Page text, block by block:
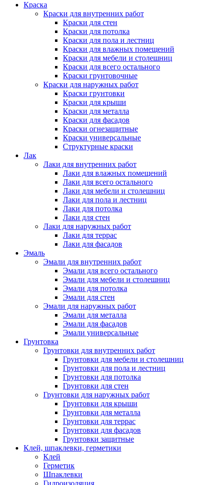
Краска
Краски для внутренних работ
Краски для стен
Краски для потолка
Краски для пола и лестниц
Краски для влажных помещений
Краски для мебели и столешниц
Краски для всего остального
Краски грунтовочные
Краски для наружных работ
Краски грунтовки
Краски для крыши
Краски для металла
Краски для фасадов
Краски огнезащитные
Краски универсальные
Структурные краски
Лак
Лаки для внутренних работ
Лаки для влажных помещений
Лаки для всего остального
Лаки для мебели и столешниц
Лаки для пола и лестниц
Лаки для потолка
Лаки для стен
Лаки для наружных работ
Лаки для террас
Лаки для фасадов
Эмаль
Эмали для внутренних работ
Эмали для всего остального
Эмали для мебели и столешниц
Эмали для потолка
Эмали для стен
Эмали для наружных работ
Эмали для металла
Эмали для фасадов
Эмали универсальные
Грунтовка
Грунтовки для внутренних работ
Грунтовки для мебели и столешниц
Грунтовки для пола и лестниц
Грунтовки для потолка
Грунтовки для стен
Грунтовки для наружных работ
Грунтовки для крыши
Грунтовки для металла
Грунтовки для террас
Грунтовки для фасадов
Грунтовки защитные
Клей, шпаклевки, герметики
Клей
Герметик
Шпаклевки
Гидроизоляция